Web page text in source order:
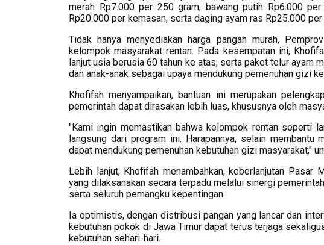
merah Rp7.000 per 250 gram, bawang putih Rp6.000
Rp20.000 per kemasan, serta daging ayam ras Rp25.000
Tidak hanya menyediakan harga pangan murah,
kelompok masyarakat rentan. Pada kesempatan ini,
lanjut usia berusia 60 tahun ke atas, serta paket telur ayam
dan anak-anak sebagai upaya mendukung pemenuhan gizi
Khofifah menyampaikan, bantuan ini merupakan
pemerintah dapat dirasakan lebih luas, khususnya oleh
"Kami ingin memastikan bahwa kelompok rentan seperti
langsung dari program ini. Harapannya, selain membantu
dapat mendukung pemenuhan kebutuhan gizi masyarakat,"
Lebih lanjut, Khofifah menambahkan, keberlanjutan
yang dilaksanakan secara terpadu melalui sinergi
serta seluruh pemangku kepentingan.
Ia optimistis, dengan distribusi pangan yang lancar dan
kebutuhan pokok di Jawa Timur dapat terus terjaga
kebutuhan sehari-hari.